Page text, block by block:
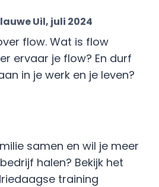
Uil, juli 2024
flow. Wat is flow
ervaar je flow? En durf
in je werk en je leven?
samen en wil je meer
halen? Bekijk het
training